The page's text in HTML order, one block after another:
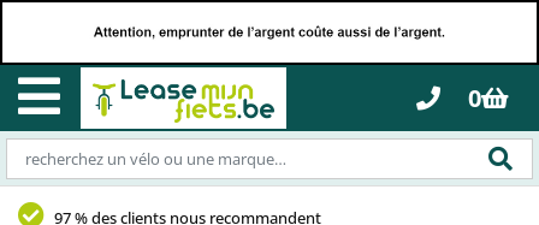
0
97 % des clients nous recommandent